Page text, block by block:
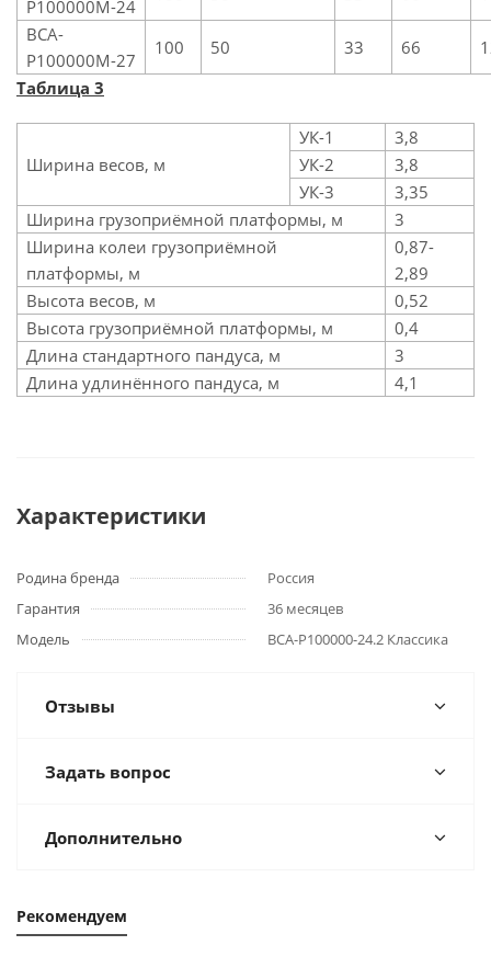
Р100000М-24
ВСА-
Р100000М-27
100 50 33 66
Таблица 3
Ширина весов, м
УК-1
3,8
УК-2
3,8
УК-3
3,35
Ширина грузоприёмной платформы, м
3
Ширина колеи грузоприёмной
платформы, м
0,87-
2,89
Высота весов, м
0,52
Высота грузоприёмной платформы, м
0,4
Длина стандартного пандуса, м
3
Длина удлинённого пандуса, м
4,1
Характеристики
Родина бренда
Россия
Гарантия
36 месяцев
Модель
ВСА-Р100000-24.2 Классика
Отзывы
Задать вопрос
Дополнительно
Рекомендуем